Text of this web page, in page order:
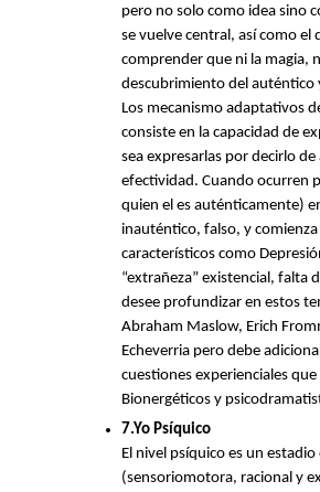
pero no solo como idea sino
se vuelve central, así como
comprender que ni la magia,
descubrimiento del auténtico
Los mecanismo adaptativos
consiste en la capacidad de
sea expresarlas por decirlo
efectividad. Cuando ocurren
quien el es auténticamente)
inauténtico, falso, y
característicos como
“extrañeza” existencial, falta
desee profundizar en estos
Abraham Maslow, Erich
Echeverria pero debe
cuestiones experienciales
Bionergéticos y
7.Yo Psíquico
El nivel psíquico es un
(sensoriomotora, racional y